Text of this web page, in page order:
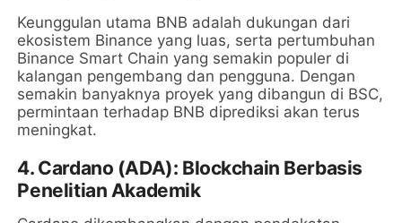
Keunggulan utama BNB adalah dukungan dari
ekosistem Binance yang luas, serta pertumbuhan
Binance Smart Chain yang semakin populer di
kalangan pengembang dan pengguna. Dengan
semakin banyaknya proyek yang dibangun di BSC,
permintaan terhadap BNB diprediksi akan terus
meningkat.
4. Cardano (ADA): Blockchain Berbasis
Penelitian Akademik